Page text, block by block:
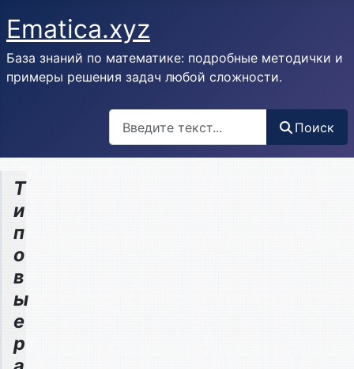
Ematica.xyz
База знаний по математике: подробные методички и
примеры решения задач любой сложности.
Поиск
Т
и
п
о
в
ы
е
р